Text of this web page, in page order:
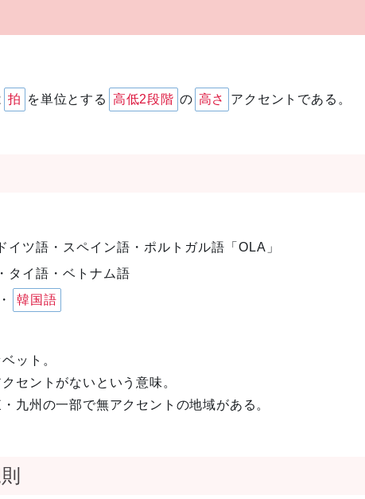
拍 を単位とする 高低2段階 の 高さ アクセントである。
イツ語・スペイン語・ポルトガル語「OLA」
・タイ語・ベトナム語
韓国語
ット。
セントがないという意味。
九州の一部で無アクセントの地域がある。